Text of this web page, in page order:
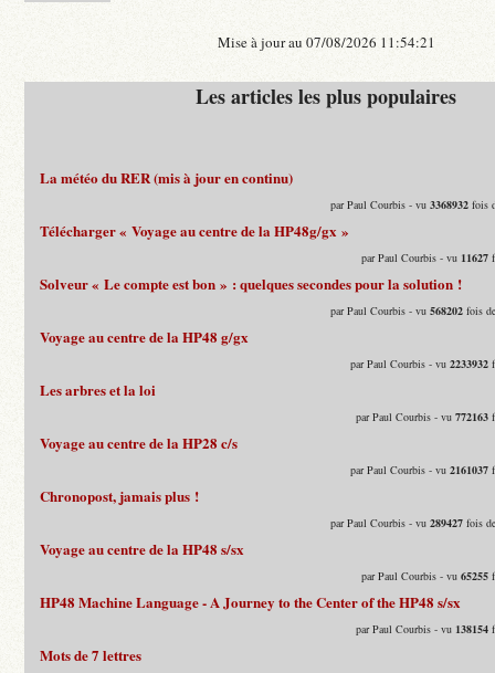
Mise à jour au 07/08/2026 11:54:21
Les articles les plus populaires
La météo du RER (mis à jour en continu)
par Paul Courbis - vu3368932 fois
Télécharger « Voyage au centre de la HP48g/gx »
par Paul Courbis - vu 11627
Solveur « Le compte est bon » : quelques secondes pour la solution !
par Paul Courbis - vu568202 fois
Voyage au centre de la HP48 g/gx
par Paul Courbis - vu2233932
Les arbres et la loi
par Paul Courbis - vu772163
Voyage au centre de la HP28 c/s
par Paul Courbis - vu2161037
Chronopost, jamais plus !
par Paul Courbis - vu289427 fois
Voyage au centre de la HP48 s/sx
par Paul Courbis - vu65255
HP48 Machine Language - A Journey to the Center of the HP48 s/sx
par Paul Courbis - vu 138154
Mots de 7 lettres